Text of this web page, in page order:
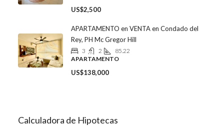
US$2,500
APARTAMENTO en VENTA en Condado del
Rey, PH Mc Gregor Hill
3 2
85.22
APARTAMENTO
US$138,000
Calculadora de Hipotecas